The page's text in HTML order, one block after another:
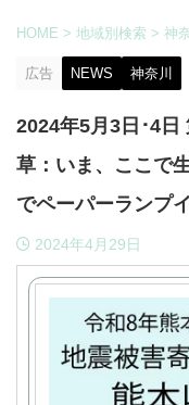
HOME > 地域別検索 > 神
広告 NEWS 神奈川
2024年5月3日･4日
草：いま、ここで
でペーパーランプ
2024年4月29日